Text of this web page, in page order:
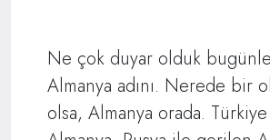
Ne çok duyar olduk
Almanya adını. Nerede bir
olsa, Almanya orada.